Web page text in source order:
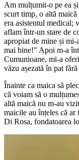
Am mulțumit-o pe ea
scurt timp, o altă
era asistentul medical;
aflam într-un stare de
apropiat de mine și
mai bine!" Apoi m-a
Cumunioane, mi-a
văzu așezată în pat
Înainte ca maica să
că voiam să o
altă maică nu m-au
maicile au înțeles că
Di Rosa, fondatoarea